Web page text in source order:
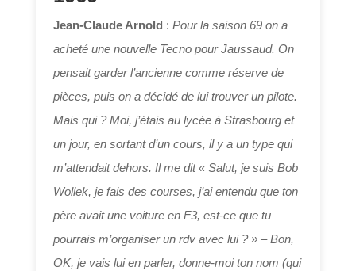
Jean-Claude Arnold :Pour la saison 69 on a
acheté une nouvelle Tecno pour Jaussaud. On
pensait garder l’ancienne comme réserve de
pièces, puis on a décidé de lui trouver un pilote.
Mais qui ? Moi, j’étais au lycée à Strasbourg et
un jour, en sortant d’un cours, il y a un type qui
m’attendait dehors. Il me dit « Salut, je suis Bob
Wollek, je fais des courses, j’ai entendu que ton
père avait une voiture en F3, est-ce que tu
pourrais m’organiser un rdv avec lui ? » – Bon,
OK, je vais lui en parler, donne-moi ton nom (qui